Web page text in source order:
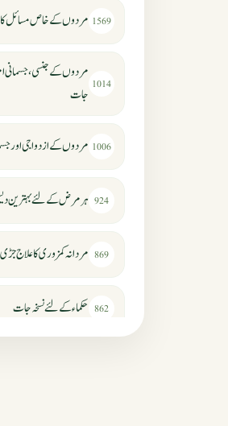
1569 مردوں کے خاص مسائل کا
1014
مردوں کے جنسی، جسمانی
جات
1006 مردوں کے ازدواجی اور
924 ہر مرض کے لئے بہترین
869 مردانہ کمزوری کا علاج
862 حکماء کےلئے نسخہ جات